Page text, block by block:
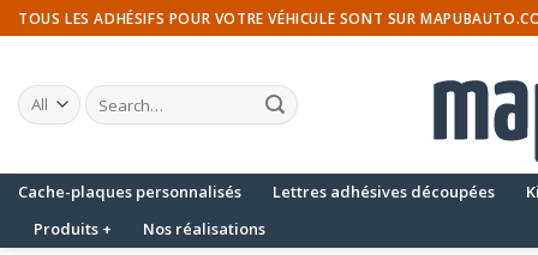
Skip
to
TOUS LES ADHÉSIFS POUR VOTRE VÉHICULE SONT SUR
Search
for:
Cache-plaques personnalisés Lettres adhésives découpées
Produits +
Nos réalisations